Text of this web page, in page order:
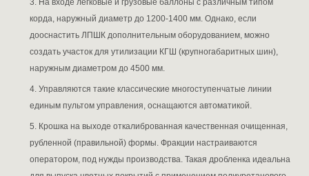
корда, наружный диаметр до 1200-1400 мм. Однако, если
дооснастить ЛПШК дополнительным оборудованием, можно
создать участок для утилизации КГШ (крупногабаритных шин),
наружным диаметром до 4500 мм.
4. Управляются такие классические многоступенчатые линии
единым пультом управления, оснащаются автоматикой.
5. Крошка на выходе откалиброванная качественная очищенная,
рубленной (правильной) формы. Фракции настраиваются
оператором, под нужды производства. Такая дробленка идеальна